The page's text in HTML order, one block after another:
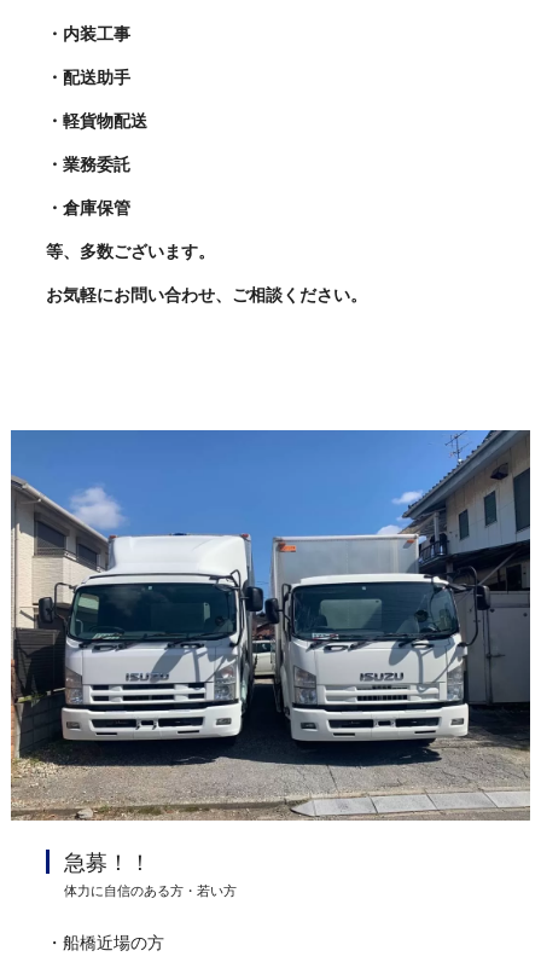
・内装工事
・配送助手
・軽貨物配送
・業務委託
・倉庫保管
等、多数ございます。
お気軽にお問い合わせ、ご相談ください。
急募！！
体力に自信のある方・若い方
・船橋近場の方